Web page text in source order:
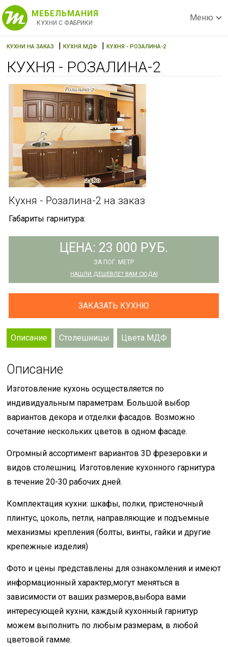
МЕБЕЛЬМАНИЯ
КУХНИ С ФАБРИКИ
Меню
КУХНИ НА ЗАКАЗ |КУХНЯ МДФ |КУХНЯ - РОЗАЛИНА-2
КУХНЯ - РОЗАЛИНА-2
Кухня - Розалина-2 на заказ
Габариты гарнитура:
ЦЕНА: 23 000 РУБ.
ЗА ПОГ. МЕТР
НАШЛИ ДЕШЕВЛЕ? ВАМ СЮДА!
ЗАКАЗАТЬ КУХНЮ
Описание Столешницы Цвета МДФ
Описание
Изготовление кухонь осуществляется по
индивидуальным параметрам. Большой выбор
вариантов декора и отделки фасадов. Возможно
сочетание нескольких цветов в одном фасаде.
Огромный ассортимент вариантов 3D фрезеровки и
видов столешниц. Изготовление кухонного гарнитура
в течение 20-30 рабочих дней.
Комплектация кухни: шкафы, полки, пристеночный
плинтус, цоколь, петли, направляющие и подъемные
механизмы крепления (болты, винты, гайки и другие
крепежные изделия)
Фото и цены представлены для ознакомления и имеют
информационный характер,могут меняться в
зависимости от ваших размеров,выбора вами
интересующей кухни, каждый кухонный гарнитур
можем выполнить по любым размерам, в любой
цветовой гамме.